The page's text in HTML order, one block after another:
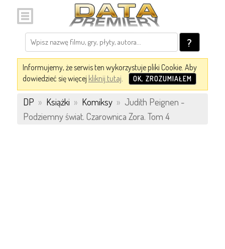
?
Informujemy, że serwis ten wykorzystuje pliki Cookie. Aby
dowiedzieć się więcej kliknij tutaj. OK, ZROZUMIAŁEM
DP » Książki » Komiksy » Judith Peignen -
Podziemny świat. Czarownica Zora. Tom 4